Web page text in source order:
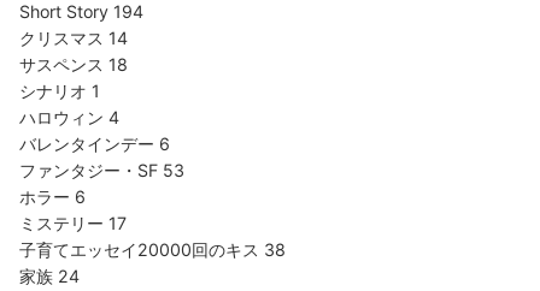
Short Story 194
クリスマス 14
サスペンス 18
シナリオ 1
ハロウィン 4
バレンタインデー 6
ファンタジー・SF 53
ホラー 6
ミステリー 17
子育てエッセイ20000回のキス 38
家族 24